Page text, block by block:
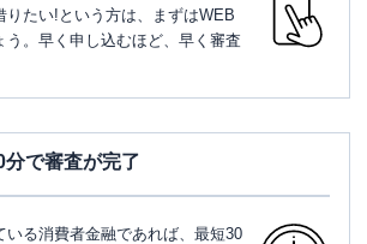
りたい!という方は、まずはWEB
う。早く申し込むほど、早く審査
分で審査が完了
いる消費者金融であれば、最短30